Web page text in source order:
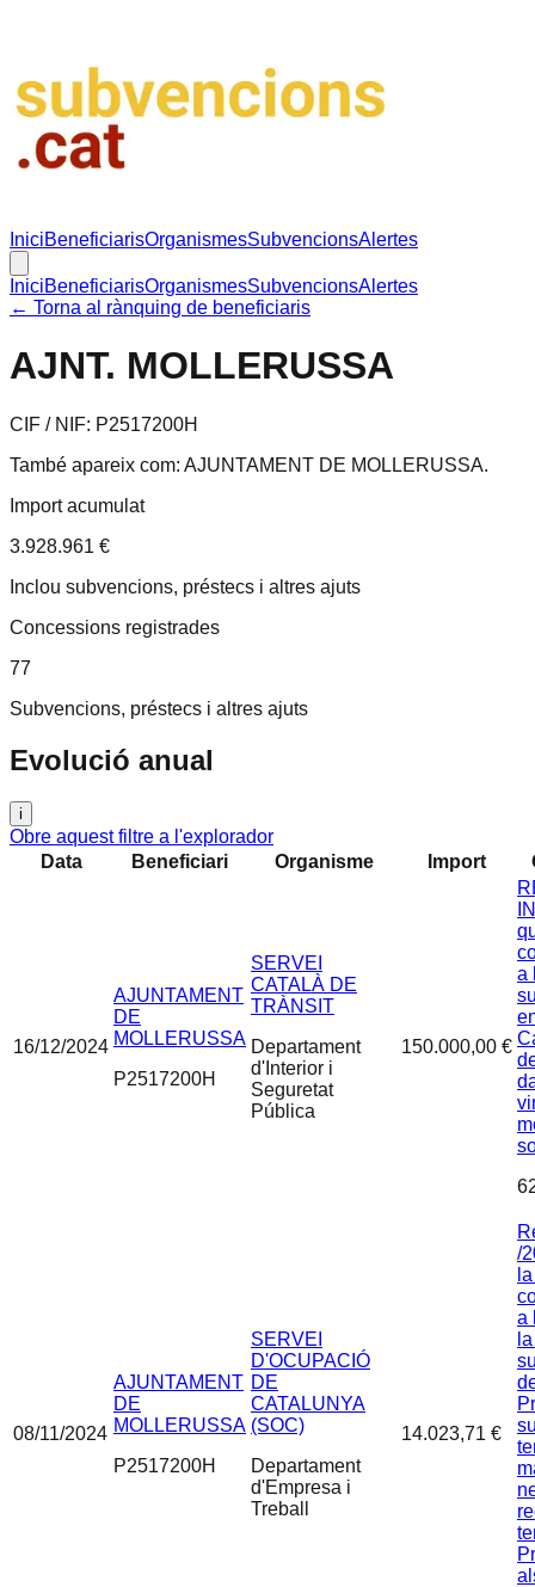
IniciBeneficiarisOrganismesSubvencionsAlertes
IniciBeneficiarisOrganismesSubvencionsAlertes
← Torna al rànquing de beneficiaris
AJNT. MOLLERUSSA
CIF / NIF: P2517200H
També apareix com: AJUNTAMENT DE MOLLERUSSA.
Import acumulat
3.928.961 €
Inclou subvencions, préstecs i altres ajuts
Concessions registrades
77
Subvencions, préstecs i altres ajuts
Evolució anual
i
Obre aquest filtre a l'explorador
Data
Beneficiari Organisme Import
16/12/2024
AJUNTAMENT
DE
MOLLERUSSA
P2517200H
SERVEI
CATALÀ DE
TRÀNSIT
Departament
d'Interior i
Seguretat
Pública
150.000,00 €
a
08/11/2024
AJUNTAMENT
DE
MOLLERUSSA
P2517200H
SERVEI
D'OCUPACIÓ
DE
CATALUNYA
(SOC)
Departament
d'Empresa i
Treball
14.023,71 €
/
a